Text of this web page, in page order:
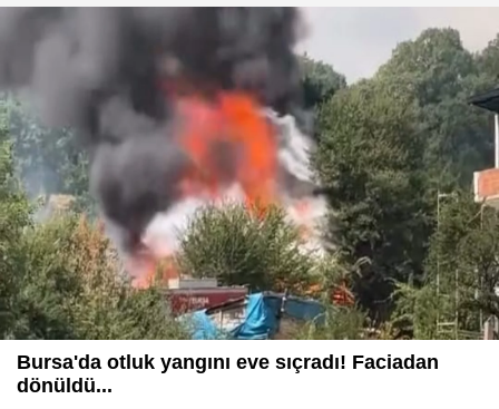
Bursa'da otluk yangını eve sıçradı! Faciadan
dönüldü...